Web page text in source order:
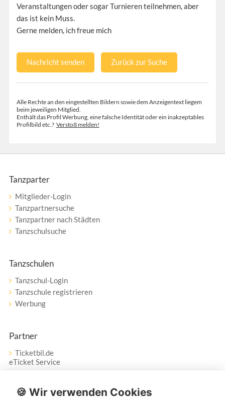
Veranstaltungen oder sogar Turnieren teilnehmen, aber
das ist kein Muss.
Gerne melden, ich freue mich
Nachricht senden Zurück zur Suche
Alle Rechte an den eingestellten Bildern sowie dem Anzeigentext liegem
beim jeweiligen Mitglied.
Enthält das Profil Werbung, eine falsche Identität oder ein inakzeptables
Profilbild etc.? Verstoß melden!
Tanzparter
Mitglieder-Login
Tanzpartnersuche
Tanzpartner nach Städten
Tanzschulsuche
Tanzschulen
Tanzschul-Login
Tanzschule registrieren
Werbung
Partner
Ticketbil.de
eTicket Service
Vertrag widerrufen
🍪 Wir verwenden Cookies